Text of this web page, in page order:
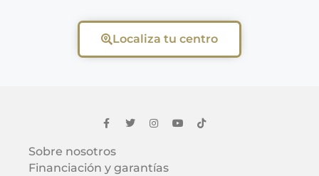
Localiza tu centro
Sobre nosotros
Financiación y garantías